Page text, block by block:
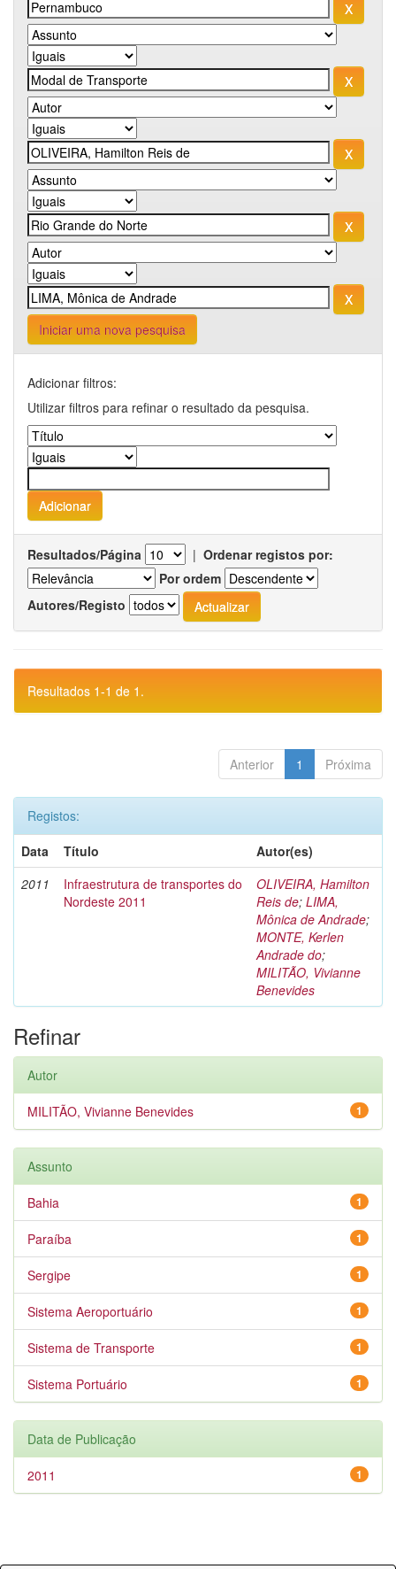
Iniciar uma nova pesquisa
Adicionar filtros:
Utilizar filtros para refinar o resultado da pesquisa.
Resultados/Página | Ordenar registos por:
Por ordem
Autores/Registo
Resultados 1-1 de 1.
Anterior 1 Próxima
Registos:
Data
Título
Autor(es)
2011
Infraestrutura de transportes do
Nordeste 2011
OLIVEIRA, Hamilton
Reis de; LIMA,
Mônica de Andrade;
MONTE, Kerlen
Andrade do;
MILITÃO, Vivianne
Benevides
Refinar
Autor
1
MILITÃO, Vivianne Benevides
Assunto
1
Bahia
1
Paraíba
1
Sergipe
1
Sistema Aeroportuário
1
Sistema de Transporte
1
Sistema Portuário
Data de Publicação
1
2011